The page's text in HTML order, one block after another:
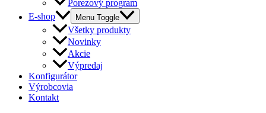
Porezový program
E-shop
Menu Toggle
Všetky produkty
Novinky
Akcie
Výpredaj
Konfigurátor
Výrobcovia
Kontakt